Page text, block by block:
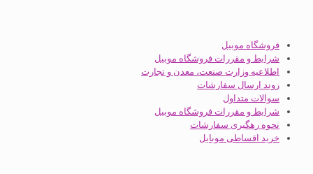
موبیل
و مقررات فروشگاه موبیل
وزارت صنعت، معدن و تجارت
ارسال سفارشات
متداول
و مقررات فروشگاه موبیل
رهگیری سفارشات
اقساطی موبایل